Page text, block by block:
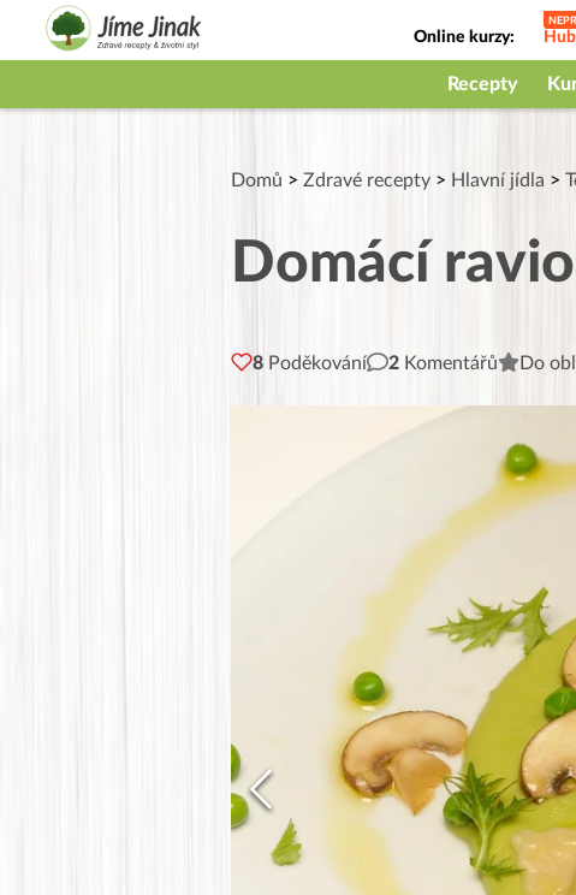
Online kurzy:
Jak na babičky
Recepty
Domů > Zdravé recepty > Hlavní jídla >
Domácí
8 Poděkování 2 Komentářů Do